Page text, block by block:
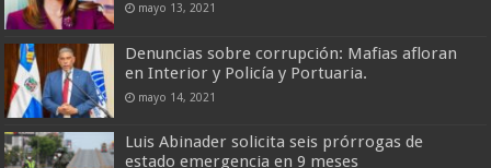
mayo 13, 2021
Denuncias sobre corrupción: Mafias afloran
en Interior y Policía y Portuaria.
mayo 14, 2021
Luis Abinader solicita seis prórrogas de
estado emergencia en 9 meses